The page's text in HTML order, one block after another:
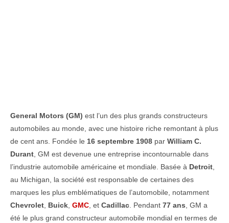
General Motors (GM) est l’un des plus grands constructeurs
automobiles au monde, avec une histoire riche remontant à plus
de cent ans. Fondée le 16 septembre 1908 par William C.
Durant, GM est devenue une entreprise incontournable dans
l’industrie automobile américaine et mondiale. Basée à Detroit,
au Michigan, la société est responsable de certaines des
marques les plus emblématiques de l’automobile, notamment
Chevrolet, Buick, GMC, et Cadillac. Pendant 77 ans, GM a
été le plus grand constructeur automobile mondial en termes de